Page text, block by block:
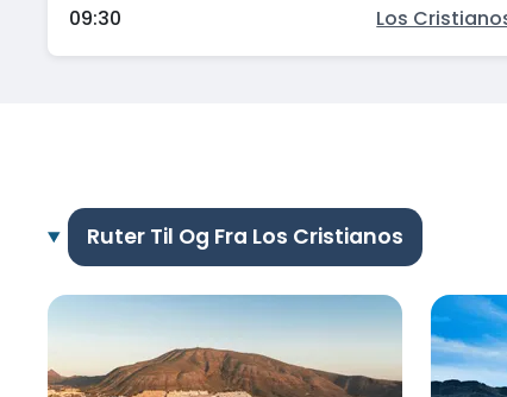
09:30 Los
Ruter Til Og Fra Los Cristianos